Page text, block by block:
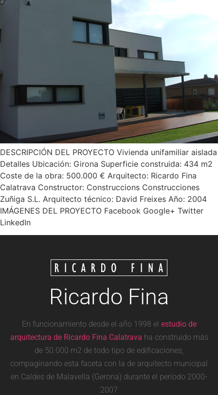
DESCRIPCIÓN DEL PROYECTO Vivienda unifamiliar aislada
Detalles Ubicación: Girona Superficie construida: 434 m2
Coste de la obra: 500.000 € Arquitecto: Ricardo Fina
Calatrava Constructor: Construccions Construcciones
Zuñiga S.L. Arquitecto técnico: David Freixes Año: 2004
IMÁGENES DEL PROYECTO Facebook Google+ Twitter
LinkedIn
Ricardo Fina
En funcionamiento desde el año 1998 el estudio de
arquitectura de Ricardo Fina Calatrava ha construido más
de 50.000 m2 de todo tipo de edificaciones,
compaginando esta faceta con la de arquitecto municipal
en Caldes de Malavella (Gerona) durante el período 2000-
2007